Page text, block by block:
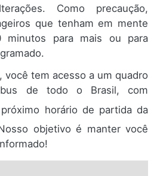
Como precaução,
que tenham em mente
minutos para mais ou para
você tem acesso a um quadro
de todo o Brasil, com
horário de partida da
objetivo é manter você